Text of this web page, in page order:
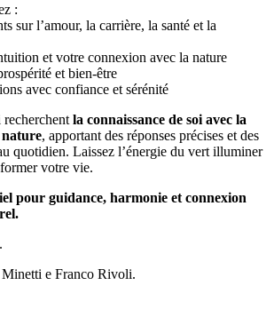
:
sur l’amour, la carrière, la santé et la
et votre connexion avec la nature
et bien-être
avec confiance et sérénité
la connaissance de soi avec la
, apportant des réponses précises et des
quotidien. Laissez l’énergie du vert illuminer
votre vie.
pour guidance, harmonie et connexion
e Franco Rivoli.